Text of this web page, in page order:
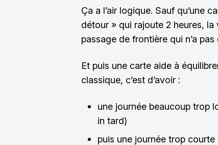
Ça a l’air logique. Sauf qu’une
détour » qui rajoute 2 heures,
passage de frontière qui n’a
Et puis une carte aide à
classique, c’est d’avoir :
une journée beaucoup trop
in tard)
puis une journée trop